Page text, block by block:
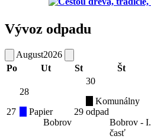
Vývoz odpadu
August2026
Po
Ut St Št
27
28
Papier
Bobrov
29
30
Komunálny
odpad
Bobrov - I.
časť